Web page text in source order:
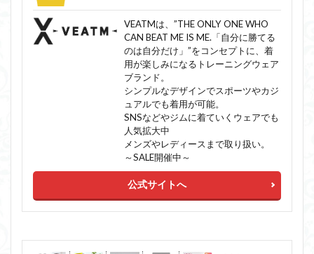
VEATMは、”THE ONLY ONE WHO
CAN BEAT ME IS ME.「自分に勝てる
のは自分だけ」”をコンセプトに、着
用が楽しみになるトレーニングウェア
ブランド。
シンプルなデザインでスポーツやカジ
ュアルでも着用が可能。
SNSなどやジムに着ていくウェアでも
人気拡大中
メンズやレディースまで取り扱い。
～SALE開催中～
公式サイトへ